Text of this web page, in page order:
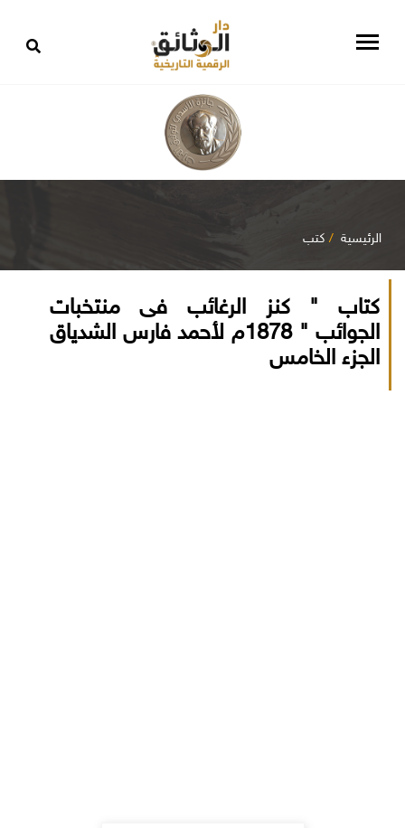
الرئيسية كتب
كتاب " كنز الرغائب فى منتخبات
الجوائب " 1878م لأحمد فارس الشدياق
الجزء الخامس